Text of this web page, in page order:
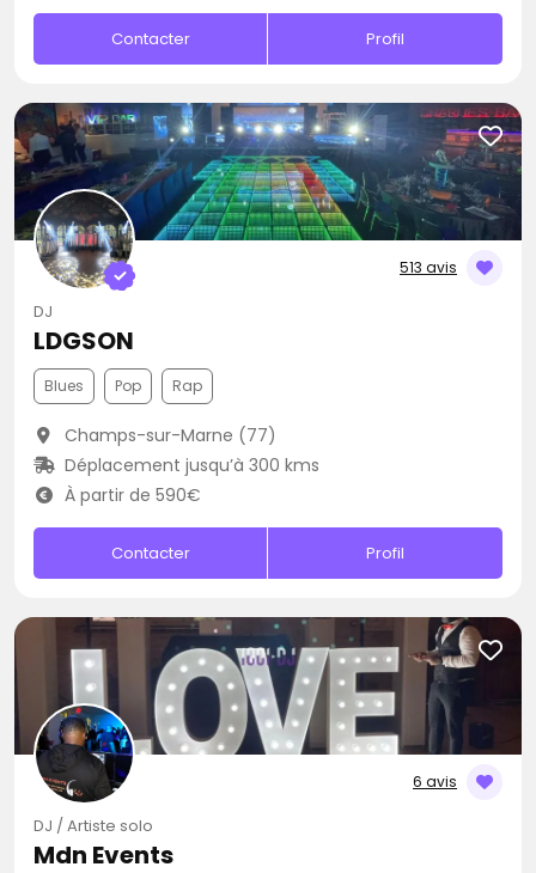
Contacter Profil
513 avis
DJ
LDGSON
Blues Pop Rap
Champs-sur-Marne (77)
Déplacement jusqu’à 300 kms
À partir de 590€
Contacter Profil
6 avis
DJ / Artiste solo
Mdn Events